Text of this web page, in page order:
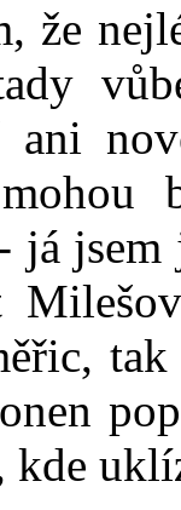
že
ani
já
kde